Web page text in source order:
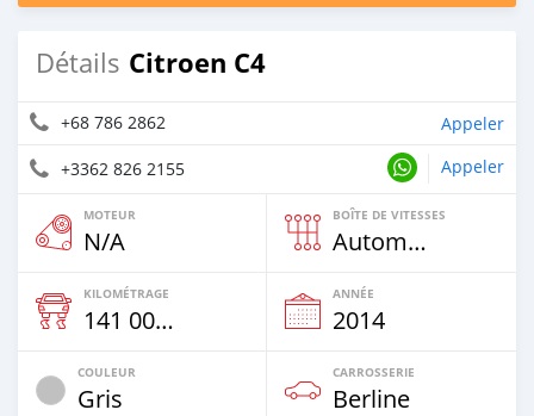
Détails Citroen C4
+68 786 2862
Appeler
+3362 826 2155
Appeler
MOTEUR
N/A
BOÎTE DE VITESSES
Automatique
KILOMÉTRAGE
141 000 Km
ANNÉE
2014
COULEUR
Gris
CARROSSERIE
Berline